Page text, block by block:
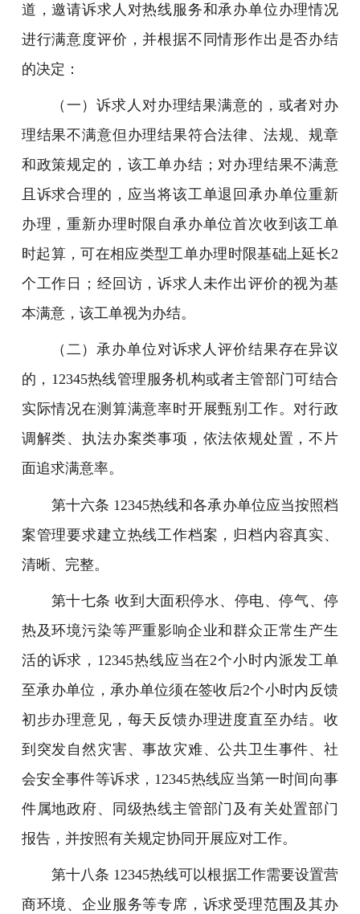
道，邀请诉求人对热线服务和承办单位办理情况
进行满意度评价，并根据不同情形作出是否办结
的决定：
（一）诉求人对办理结果满意的，或者对办
理结果不满意但办理结果符合法律、法规、规章
和政策规定的，该工单办结；对办理结果不满意
且诉求合理的，应当将该工单退回承办单位重新
办理，重新办理时限自承办单位首次收到该工单
时起算，可在相应类型工单办理时限基础上延长2
个工作日；经回访，诉求人未作出评价的视为基
本满意，该工单视为办结。
（二）承办单位对诉求人评价结果存在异议
的，12345热线管理服务机构或者主管部门可结合
实际情况在测算满意率时开展甄别工作。对行政
调解类、执法办案类事项，依法依规处置，不片
面追求满意率。
第十六条 12345热线和各承办单位应当按照档
案管理要求建立热线工作档案，归档内容真实、
清晰、完整。
第十七条 收到大面积停水、停电、停气、停
热及环境污染等严重影响企业和群众正常生产生
活的诉求，12345热线应当在2个小时内派发工单
至承办单位，承办单位须在签收后2个小时内反馈
初步办理意见，每天反馈办理进度直至办结。收
到突发自然灾害、事故灾难、公共卫生事件、社
会安全事件等诉求，12345热线应当第一时间向事
件属地政府、同级热线主管部门及有关处置部门
报告，并按照有关规定协同开展应对工作。
第十八条 12345热线可以根据工作需要设置营
商环境、企业服务等专席，诉求受理范围及其办